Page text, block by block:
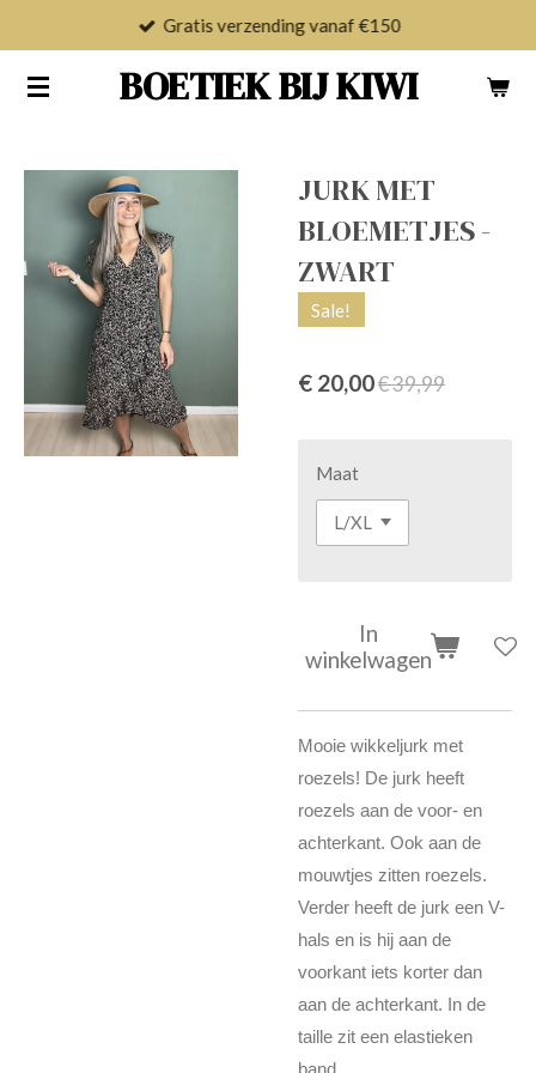
naar
BOETIEK BIJ KIWI
Gratis verzending vanaf €150
JURK MET
BLOEMETJES -
ZWART
Sale!
€ 20,00€ 39,99
Maat
In
winkelwagen
Mooie wikkeljurk met
roezels! De jurk heeft
roezels aan de voor- en
achterkant. Ook aan de
mouwtjes zitten roezels.
Verder heeft de jurk een V-
hals en is hij aan de
voorkant iets korter dan
aan de achterkant. In de
taille zit een elastieken
band.